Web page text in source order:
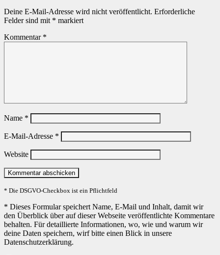
Deine E-Mail-Adresse wird nicht veröffentlicht. Erforderliche
Felder sind mit * markiert
Kommentar *
Name *
E-Mail-Adresse *
Website
* Die DSGVO-Checkbox ist ein Pflichtfeld
* Dieses Formular speichert Name, E-Mail und Inhalt, damit wir
den Überblick über auf dieser Webseite veröffentlichte Kommentare
behalten. Für detaillierte Informationen, wo, wie und warum wir
deine Daten speichern, wirf bitte einen Blick in unsere
Datenschutzerklärung.